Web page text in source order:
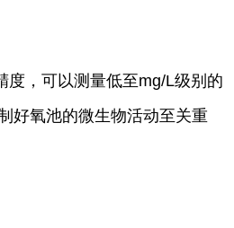
度，可以测量低至mg/L级别的
好氧池的微生物活动至关重